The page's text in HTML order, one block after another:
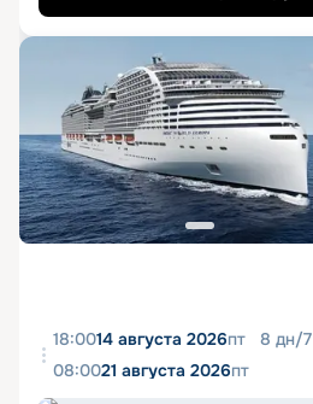
18:0014 августа 2026пт 8 дн/7
08:0021 августа 2026пт